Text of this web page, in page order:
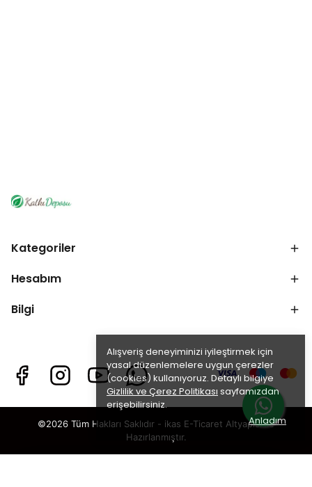
Alışveriş deneyiminizi iyileştirmek için
yasal düzenlemelere uygun çerezler
(cookies) kullanıyoruz. Detaylı bilgiye
Gizlilik ve Çerez Politikası sayfamızdan
erişebilirsiniz.
Anladım
Kategoriler
Hesabım
Bilgi
©2026 Tüm Hakları Saklıdır - ikas E-Ticaret Altyapısı ile
Hazırlanmıştır.